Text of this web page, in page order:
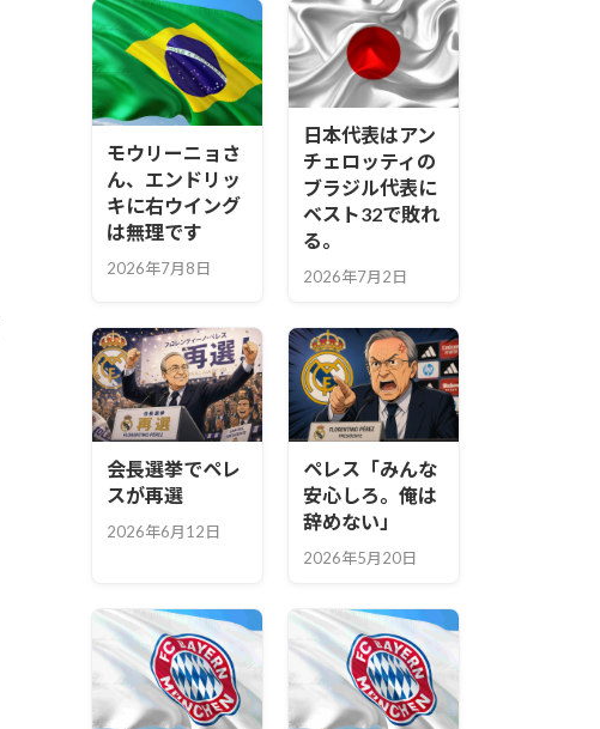
モウリーニョさ
ん、エンドリッ
キに右ウイング
は無理です
2026年7月8日
日本代表はアン
チェロッティの
ブラジル代表に
ベスト32で敗れ
る。
2026年7月2日
会長選挙でペレ
スが再選
2026年6月12日
ペレス「みんな
安心しろ。俺は
辞めない」
2026年5月20日